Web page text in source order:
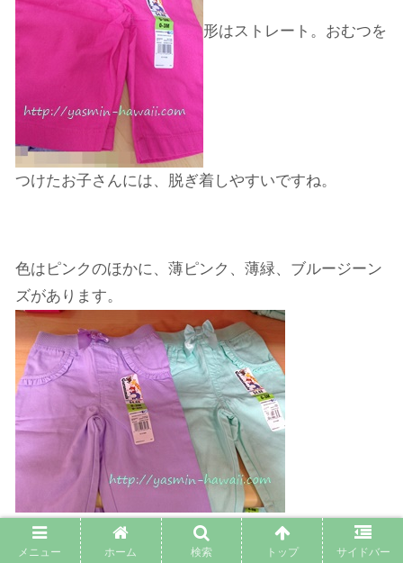
形はストレート。おむつを
つけたお子さんには、脱ぎ着しやすいですね。
色はピンクのほかに、薄ピンク、薄緑、ブルージーン
ズがあります。
フロントのリボンと、ポケットの周りのフリルがかわ
メニュー ホーム 検索 トップ サイドバー